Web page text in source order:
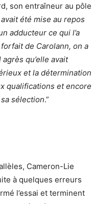
son entraîneur au pôle
été mise au repos
adducteur ce qui l’a
de Carolann, on a
qu’elle avait
et la détermination
qualifications et encore
sélection.”
Cameron-Lie
à quelques erreurs
l’essai et terminent